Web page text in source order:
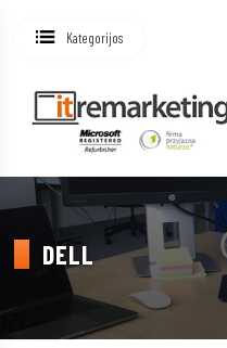
Kategorijos
DELL